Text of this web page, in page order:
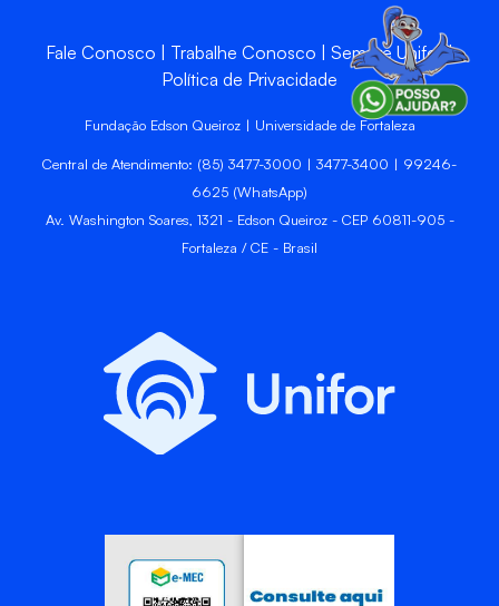
Fale Conosco Trabalhe Conosco
Sempre Unifor
Política de Privacidade
Fundação Edson Queiroz | Universidade de Fortaleza
Central de Atendimento: (85) 3477-3000 | 3477-3400 | 99246-
6625 (WhatsApp)
Av. Washington Soares, 1321 - Edson Queiroz - CEP 60811-905 -
Fortaleza / CE - Brasil